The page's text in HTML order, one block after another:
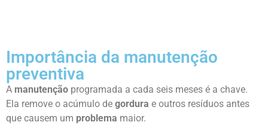
Importância da manutenção
preventiva
A manutenção programada a cada seis meses é a chave.
Ela remove o acúmulo de gordura e outros resíduos antes
que causem um problema maior.